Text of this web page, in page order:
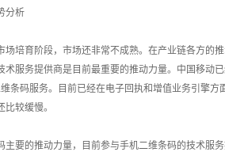
分析
育阶段，市场还非常不成熟。在产业链各方的推
服务提供商是目前最重要的推动力量。中国移动
条码服务。目前已经在电子回执和增值业务引擎
较缓慢。
要的推动力量，目前参与手机二维条码的技术服